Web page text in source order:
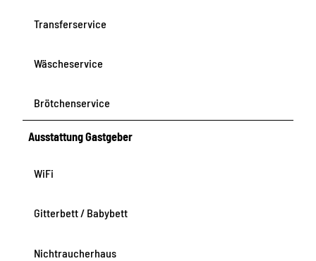
Transferservice
Wäscheservice
Brötchenservice
Ausstattung Gastgeber
WiFi
Gitterbett / Babybett
Nichtraucherhaus